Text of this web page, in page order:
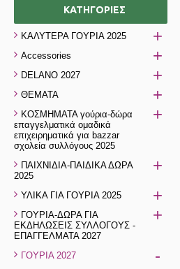
ΚΑΤΗΓΟΡΊΕΣ
ΚΑΛΥΤΕΡΑ ΓΟΥΡΙΑ 2025 +
Accessories +
DELANO 2027 +
ΘΕΜΑΤΑ +
ΚΟΣΜΗΜΑΤΑ γούρια-δώρα
επαγγελματικά ομαδικά
επιχειρηματικά για bazzar
σχολεία συλλόγους 2025
+
ΠΑΙΧΝΙΔΙΑ-ΠΑΙΔΙΚΑ ΔΩΡΑ
2025
+
ΥΛΙΚΑ ΓΙΑ ΓΟΥΡΙΑ 2025 +
ΓΟΥΡΙΑ-ΔΩΡΑ ΓΙΑ
ΕΚΔΗΛΩΣΕΙΣ ΣΥΛΛΟΓΟΥΣ -
ΕΠΑΓΓΕΛΜΑΤΑ 2027
+
ΓΟΥΡΙΑ 2027 -